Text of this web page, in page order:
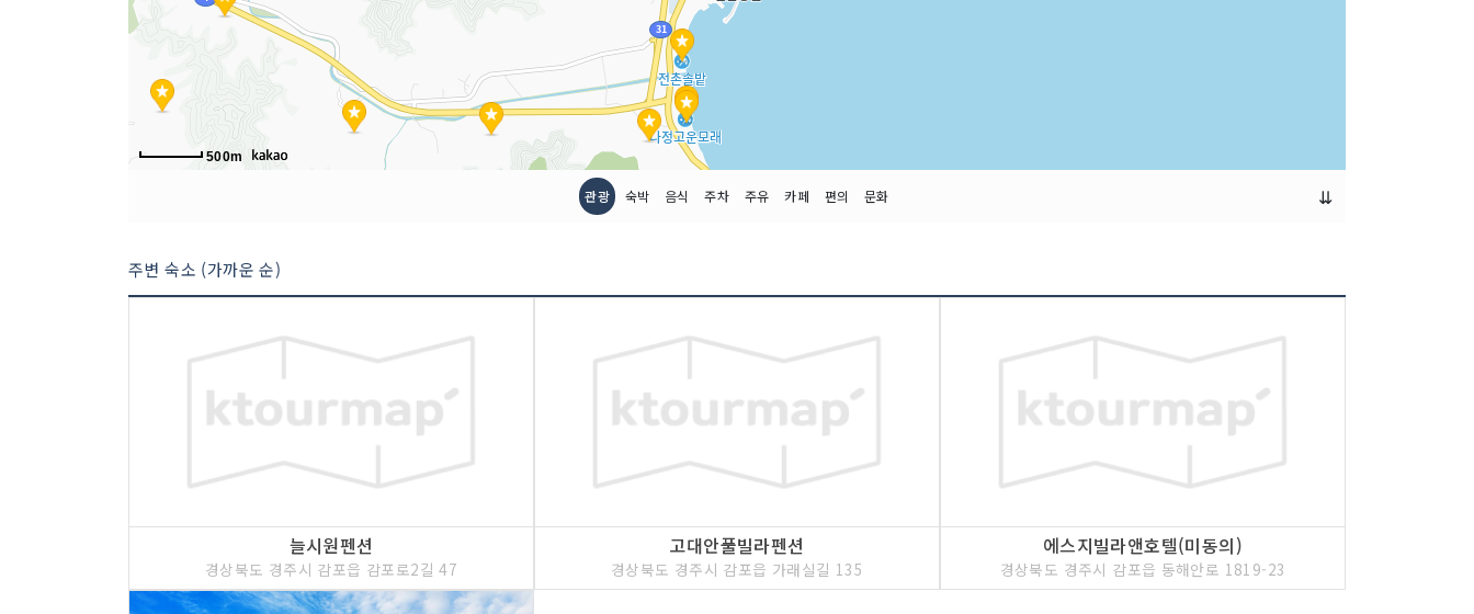
500m
관광 숙박 음식 주차 주유 카페 편의 문화 ⇊
주변 숙소 (가까운 순)
늘시원펜션
경상북도 경주시 감포읍 감포로2길 47
고대안풀빌라펜션
경상북도 경주시 감포읍 가래실길 135
에스지빌라앤호텔(미동의)
경상북도 경주시 감포읍 동해안로 1819-23